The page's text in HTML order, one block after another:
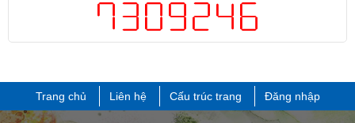
Trang chủ Liên hệ Cấu trúc trang Đăng nhập